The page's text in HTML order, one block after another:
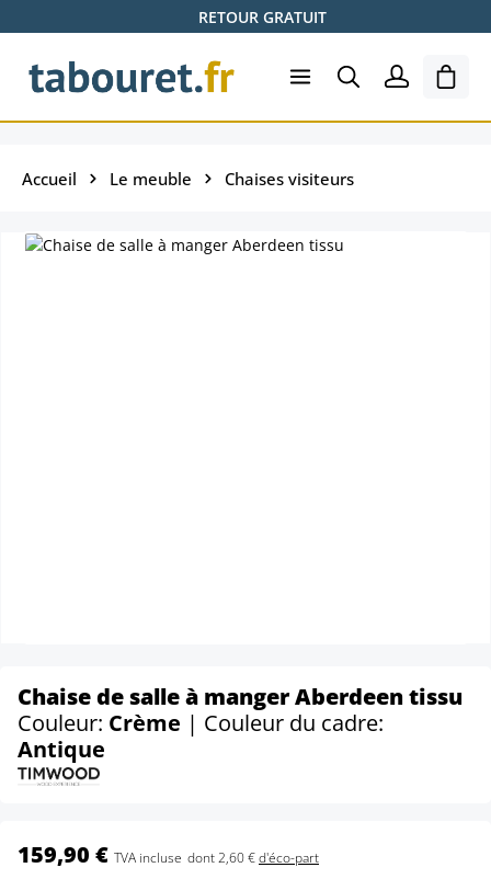
Passer au contenu principalRETOUR GRATUIT
Le
Accueil Le meuble Chaises visiteurs
Chaise de salle à manger Aberdeen tissu
Couleur: Crème | Couleur du cadre:
Antique
159,90 € TVA incluse dont 2,60 €d'éco-part